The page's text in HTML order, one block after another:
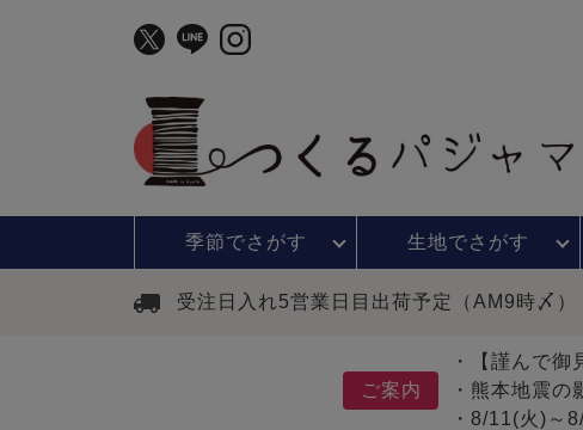
季節でさがす 生地でさがす
受注日入れ5営業日目出荷予定（AM9時〆）
ご案内
・【謹んで
・熊本地震
・8/11(火)～